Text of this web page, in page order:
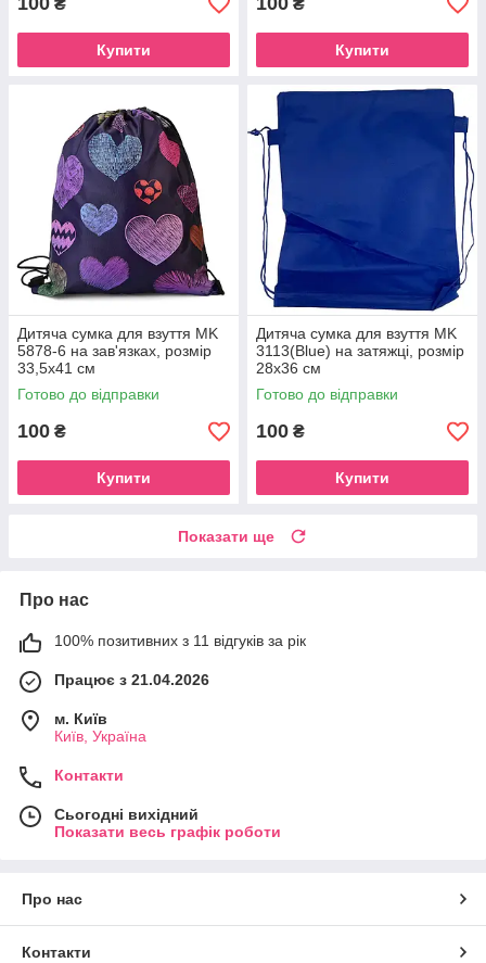
₴
Купити
₴
Купити
Дитяча сумка для взуття MK
5878-6 на зав'язках, розмір
33,5х41 см
Готово до відправки
100 ₴
Купити
Дитяча сумка для взуття MK
3113(Blue) на затяжці, розмір
28х36 см
Готово до відправки
100 ₴
Купити
Показати ще
Про нас
100% позитивних з 11 відгуків за рік
Працює з 21.04.2026
м. Київ
Київ, Україна
Контакти
Сьогодні вихідний
Показати весь графік роботи
Про нас
Контакти